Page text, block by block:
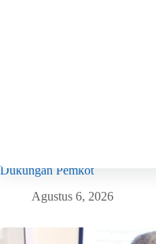
Menko Pangan Tinjau
Dukungan Pemkot
Agustus 6, 2026